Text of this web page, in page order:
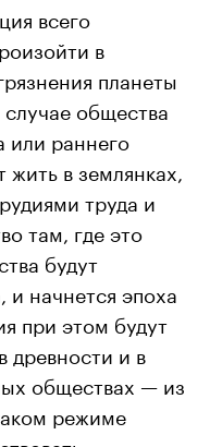
всего
в
планеты
общества
или раннего
в землянках,
труда и
там, где это
будут
и начнется эпоха
при этом будут
древности и в
обществах — из
режиме